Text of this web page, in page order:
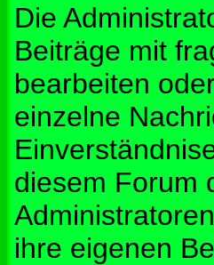
Die
Beiträge mit
bearbeiten
einzelne
diesem Forum
ihre eigenen